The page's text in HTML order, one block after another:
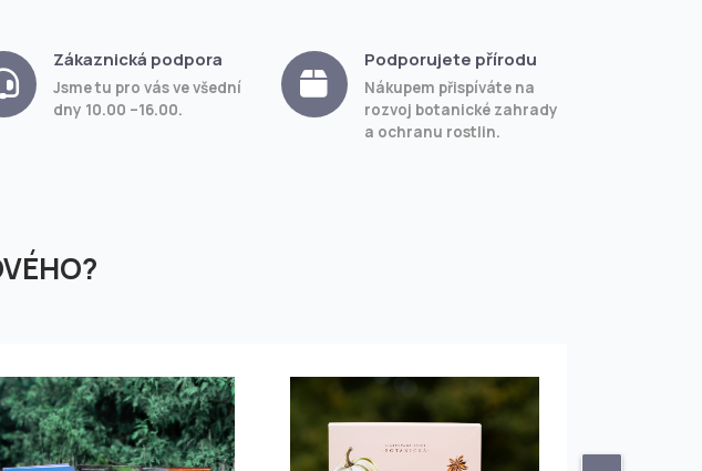
Zákaznická podpora
Jsme tu pro vás ve všední
dny 10.00 –16.00.
Podporujete přírodu
Nákupem přispíváte na
rozvoj botanické zahrady
a ochranu rostlin.